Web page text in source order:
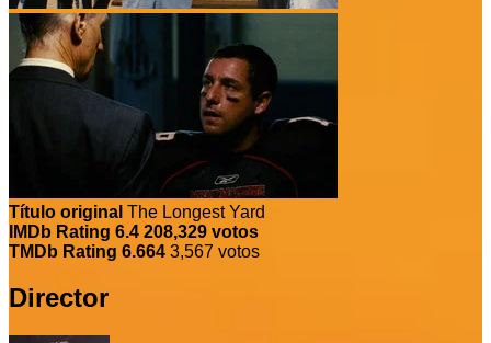
Título original The Longest Yard
IMDb Rating 6.4 208,329 votos
TMDb Rating 6.664 3,567 votos
Director